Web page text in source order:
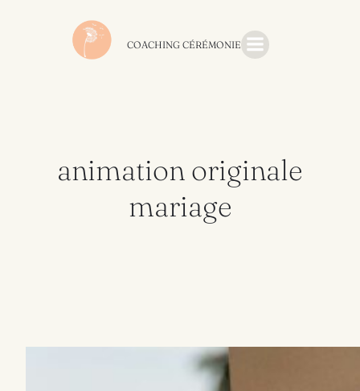
COACHING CÉRÉMONIE
animation originale
mariage